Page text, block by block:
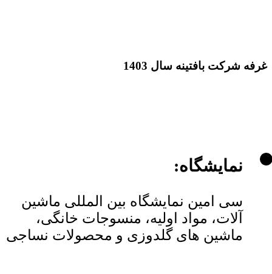
غرفه شرکت بافتینه سال 1403
نمایشگاه:
سی امین نمایشگاه بین المللی ماشین
آلات، مواد اولیه، منسوجات خانگی،
ماشین های گلدوزی و محصولات نساجی